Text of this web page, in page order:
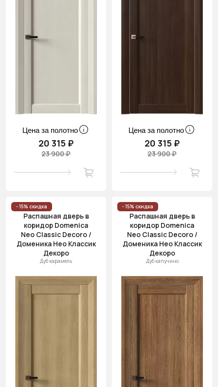
Цена за полотно
20 315 ₽
23 900 ₽
Цена за полотно
20 315 ₽
23 900 ₽
- 15% скидка
Распашная дверь в
коридор Domenica
Neo Classic Decoro /
Доменика Нео Классик
Декоро
Дуб карамель
- 15% скидка
Распашная дверь в
коридор Domenica
Neo Classic Decoro /
Доменика Нео Классик
Декоро
Дуб капучино